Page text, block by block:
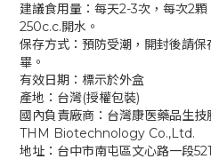
建議食用量：每天2-3次，每次2
250c.c.開水。
保存方式：預防受潮，開封後請
畢。
有效日期：標示於外盒
產地：台灣(授權包裝)
國內負責廠商：台灣康医藥品生技
THM Biotechnology Co.,Ltd.
地址：台中市南屯區文心路一段